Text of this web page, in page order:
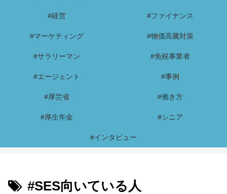
#経営 #ファイナンス
#マーケティング #物価高騰対策
#サラリーマン #免税事業者
#エージェント #事例
#厚労省 #働き方
#厚生年金 #シニア
#インタビュー
#SES向いている人